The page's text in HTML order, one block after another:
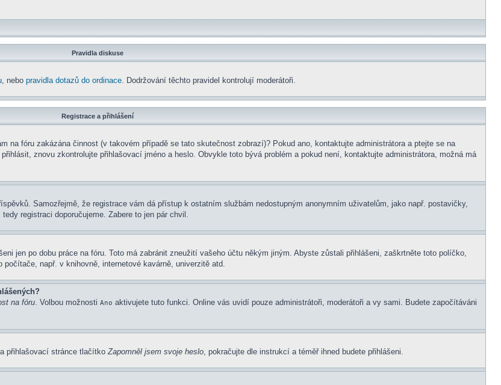
Pravidla diskuse
, nebo pravidla dotazů do ordinace. Dodržování těchto pravidel kontrolují moderátoři.
Registrace a přihlášení
na fóru zakázána činnost (v takovém případě se tato skutečnost zobrazí)? Pokud ano, kontaktujte administrátora a ptejte se na
znovu zkontrolujte přihlašovací jméno a heslo. Obvykle toto bývá problém a pokud není, kontaktujte administrátora, možná má
Samozřejmě, že registrace vám dá přístup k ostatním službám nedostupným anonymním uživatelům, jako např. postavičky,
registraci doporučujeme. Zabere to jen pár chvil.
jen po dobu práce na fóru. Toto má zabránit zneužití vašeho účtu někým jiným. Abyste zůstali přihlášeni, zaškrtněte toto políčko,
např. v knihovně, internetové kavárně, univerzitě atd.
na fóru. Volbou možnosti Ano aktivujete tuto funkci. Online vás uvidí pouze administrátoři, moderátoři a vy sami. Budete započítáváni
přihlašovací stránce tlačítkoZapomněl jsem svoje heslo, pokračujte dle instrukcí a téměř ihned budete přihlášeni.